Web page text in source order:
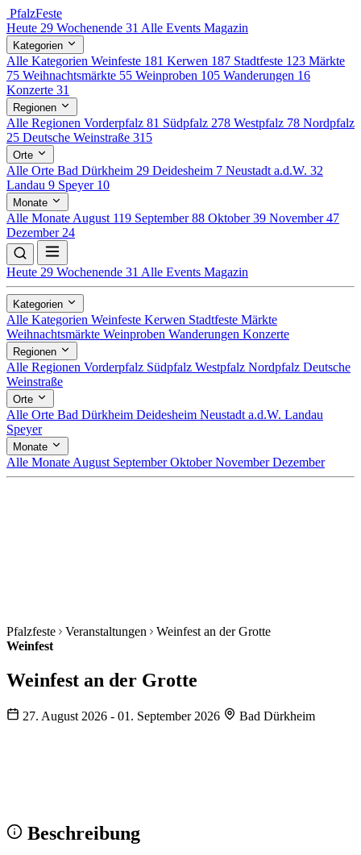
PfalzFeste
Heute 29 Wochenende 31 Alle Events Magazin
Kategorien
Alle Kategorien Weinfeste 181 Kerwen 187 Stadtfeste 123 Märkte
75 Weihnachtsmärkte 55 Weinproben 105 Wanderungen 16
Konzerte 31
Regionen
Alle Regionen Vorderpfalz 81 Südpfalz 278 Westpfalz 78 Nordpfalz
25 Deutsche Weinstraße 315
Orte
Alle Orte Bad Dürkheim 29 Deidesheim 7 Neustadt a.d.W. 32
Landau 9 Speyer 10
Monate
Alle Monate August 119 September88 Oktober39 November47
Dezember 24
Heute 29 Wochenende 31 Alle Events Magazin
Kategorien
Alle Kategorien Weinfeste Kerwen Stadtfeste Märkte
Weihnachtsmärkte Weinproben Wanderungen Konzerte
Regionen
Alle Regionen Vorderpfalz Südpfalz Westpfalz Nordpfalz Deutsche
Weinstraße
Orte
Alle Orte Bad Dürkheim Deidesheim Neustadt a.d.W. Landau
Speyer
Monate
Alle Monate August SeptemberOktoberNovemberDezember
Pfalzfeste Veranstaltungen
Weinfest an der Grotte
Weinfest
Weinfest an der Grotte
27. August 2026 - 01. September 2026 Bad Dürkheim
Beschreibung